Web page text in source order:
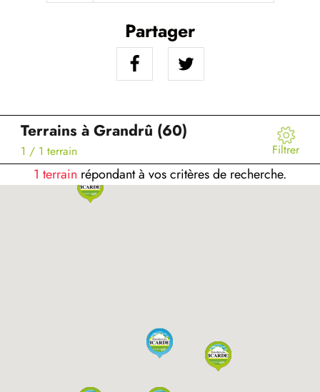
Partager
Terrains à Grandrû (60)
1 / 1 terrain Filtrer
1 terrain répondant à vos critères de recherche.